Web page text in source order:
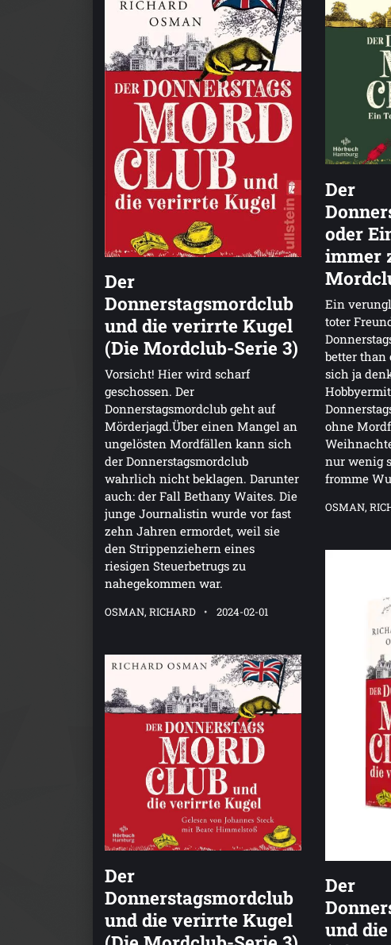
Der
Donnerstagsmordclub
und die verirrte Kugel
(Die Mordclub-Serie 3)
Vorsicht! Hier wird scharf
geschossen. Der
Donnerstagsmordclub geht auf
Mörderjagd.Über einen Mangel an
ungelösten Mordfällen kann sich
der Donnerstagsmordclub
wahrlich nicht beklagen. Darunter
auch: der Fall Bethany Waites. Die
junge Journalistin wurde vor fast
zehn Jahren ermordet, weil sie
den Strippenziehern eines
riesigen Steuerbetrugs zu
nahegekommen war.
OSMAN, RICHARD 2024-02-01
Der
oder
immer
Ein
toter
better than
sich ja
ohne
nur wenig
fromme
OSMAN,
Der
und
Der
Donnerstagsmordclub
und die verirrte Kugel